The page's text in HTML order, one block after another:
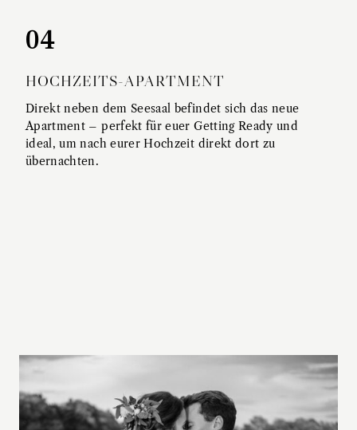
04
HOCHZEITS-APARTMENT
Direkt neben dem Seesaal befindet sich das neue
Apartment – perfekt für euer Getting Ready und
ideal, um nach eurer Hochzeit direkt dort zu
übernachten.